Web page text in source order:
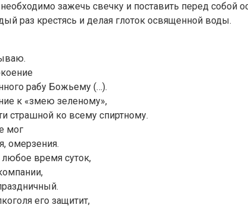
зажечь свечку и поставить перед собой
раз крестясь и делая глоток освященной воды.
рабу Божьему (…).
к «змею зеленому»,
страшной ко всему спиртному.
мог
омерзения.
время суток,
его защитит,